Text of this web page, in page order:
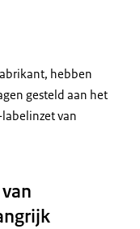
hebben
gesteld aan het
van